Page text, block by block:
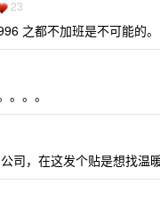
23
之都不加班是不可能的。
。。
司，在这发个贴是想找温